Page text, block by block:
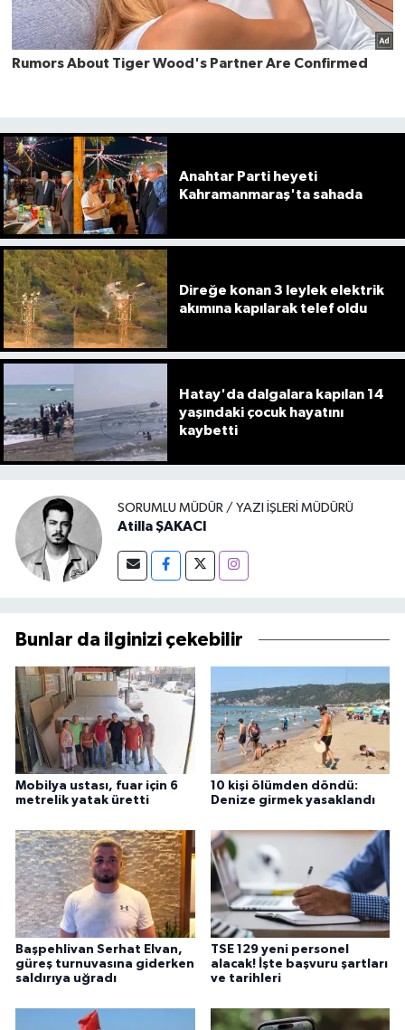
Anahtar Parti heyeti
Kahramanmaraş'ta sahada
Direğe konan 3 leylek elektrik
akımına kapılarak telef oldu
Hatay'da dalgalara kapılan 14
yaşındaki çocuk hayatını
kaybetti
SORUMLU MÜDÜR / YAZI İŞLERI MÜDÜRÜ
Atilla ŞAKACI
Bunlar da ilginizi çekebilir
Mobilya ustası, fuar için 6
metrelik yatak üretti
10 kişi ölümden döndü:
Denize girmek yasaklandı
Başpehlivan Serhat Elvan,
güreş turnuvasına giderken
saldırıya uğradı
TSE 129 yeni personel
alacak! İşte başvuru şartları
ve tarihleri